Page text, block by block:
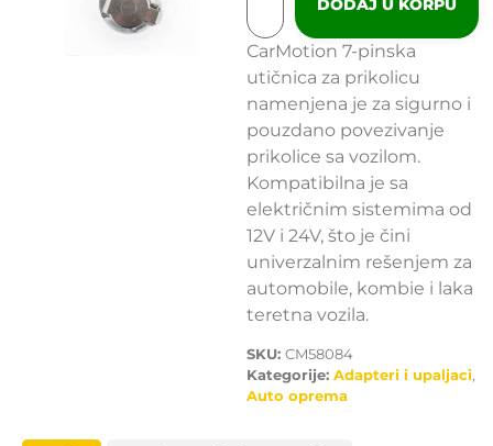
DODAJ U KORPU
CarMotion 7-pinska
utičnica za prikolicu
namenjena je za sigurno i
pouzdano povezivanje
prikolice sa vozilom.
Kompatibilna je sa
električnim sistemima od
12V i 24V, što je čini
univerzalnim rešenjem za
automobile, kombie i laka
teretna vozila.
SKU: CM58084
Kategorije: Adapteri i upaljaci,
Auto oprema